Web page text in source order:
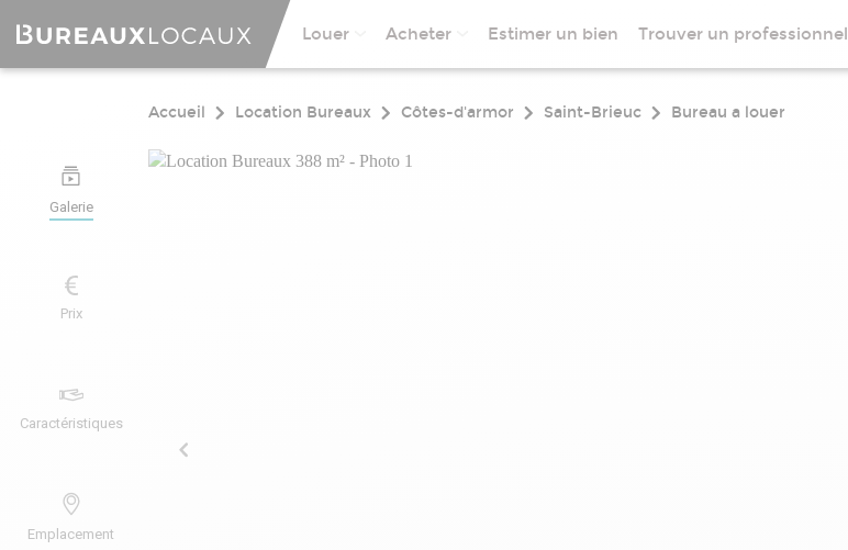
Louer Acheter Estimer un bien Trouver un professionnel
Galerie
Prix
Caractéristiques
Emplacement
Accueil Location Bureaux Côtes-d'armor Saint-Brieuc Bureau a louer